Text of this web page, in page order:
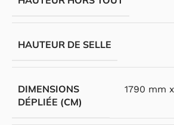
HAUTEUR DE SELLE
DIMENSIONS
DÉPLIÉE (CM)
1790 mm